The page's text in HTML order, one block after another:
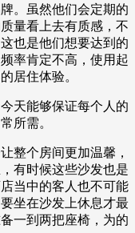
。虽然他们会定期的
量看上去有质感，不
也是他们想要达到的
率肯定不高，使用起
居住体验。
天能够保证每个人的
所需。
整个房间更加温馨，
有时候这些沙发也是
当中的客人也不可能
坐在沙发上休息才最
一到两把座椅，为的